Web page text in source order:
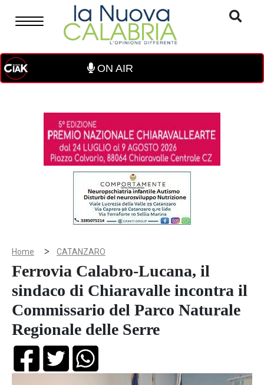
ON AIR
Home > CATANZARO
Ferrovia Calabro-Lucana, il
sindaco di Chiaravalle incontra il
Commissario del Parco Naturale
Regionale delle Serre